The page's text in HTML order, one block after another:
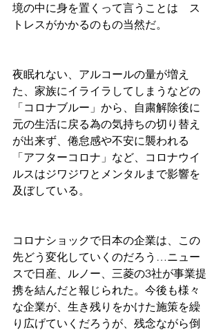
境の中に身を置くって言うことは　ス
トレスがかかるのもの当然だ。
夜眠れない、アルコールの量が増え
た、家族にイライラしてしまうなどの
「コロナブルー」から、自粛解除後に
元の生活に戻る為の気持ちの切り替え
が出来ず、倦怠感や不安に襲われる
「アフターコロナ」など、コロナウイ
ルスはジワジワとメンタルまで影響を
及ぼしている。
コロナショックで日本の企業は、この
先どう変化していくのだろう…ニュー
スで日産、ルノー、三菱の3社が事業提
携を結んだと報じられた。今後も様々
な企業が、生き残りをかけた施策を繰
り広げていくだろうが、残念ながら倒